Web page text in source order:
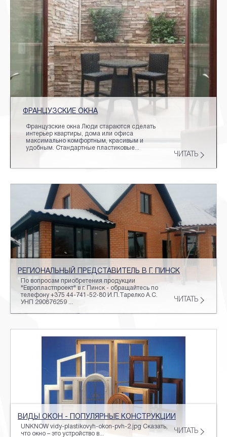
ФРАНЦУЗСКИЕ ОКНА
Французские окна Люди стараются сделать
интерьер квартиры, дома или офиса
максимально комфортным, красивым и
удобным. Стандартные пластиковые...
ЧИТАТЬ
РЕГИОНАЛЬНЫЙ ПРЕДСТАВИТЕЛЬ В Г. ПИНСК
По вопросам приобретения продукции
"Европластпроект" в г. Пинск - обращайтесь по
телефону +375 44-741-52-80 И.П.Тарелко А.С.
УНП 290876259 ...
ЧИТАТЬ
ВИДЫ ОКОН - ПОПУЛЯРНЫЕ КОНСТРУКЦИИ
UNKNOW vidy-plastikovyh-okon-pvh-2.jpg Сказать,
что окно – это устройство в...
ЧИТАТЬ